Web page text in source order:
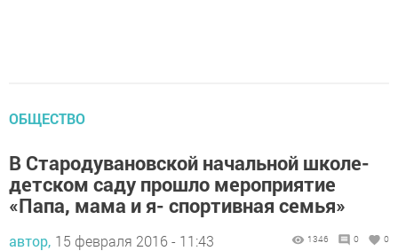
ОБЩЕСТВО
В Стародувановской начальной школе-
детском саду прошло мероприятие
«Папа, мама и я- спортивная семья»
автор, 15 февраля 2016 - 11:43 1346 0 0